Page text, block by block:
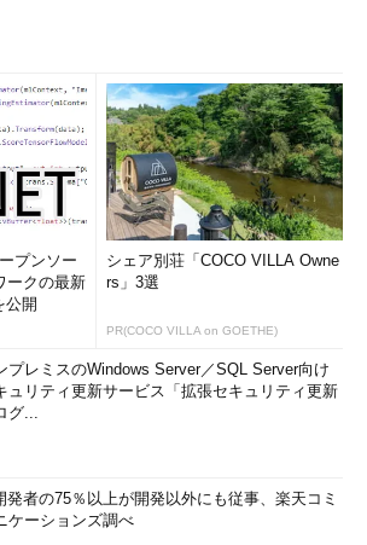
プンソー
ークの最新
公開
シェア別荘「COCO VILLA Owne
rs」3選
PR(COCO VILLA on GOETHE)
プレミスのWindows Server／SQL Server向け
ュリティ更新サービス「拡張セキュリティ更新
グ...
発者の75％以上が開発以外にも従事、楽天コミ
ケーションズ調べ